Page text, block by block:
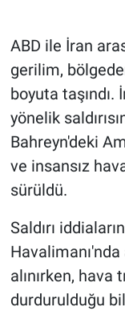
ABD ile İran
gerilim,
boyuta taşındı.
yönelik
Bahreyn'deki
ve insansız
sürüldü.
Saldırı
alınırken,
durdurulduğu
ÇEVRE
HABERDE
POLİTİKA
MAGAZİN
Bilim,